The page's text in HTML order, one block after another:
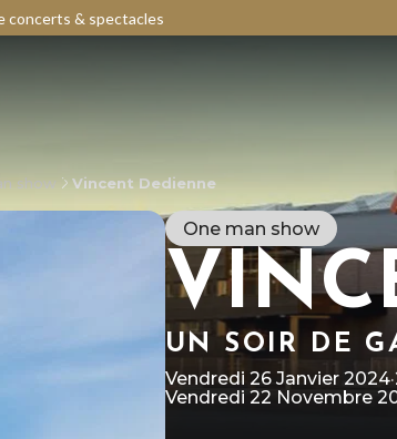
concerts & spectacles
show Vincent Dedienne
One man show
UN SOIR DE
Vendredi 26 Janvier 2024·
Vendredi 22 Novembre